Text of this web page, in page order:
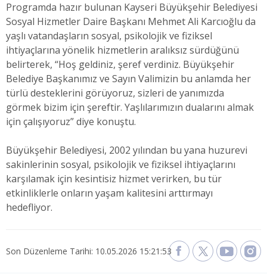
Programda hazır bulunan Kayseri Büyükşehir Belediyesi
Sosyal Hizmetler Daire Başkanı Mehmet Ali Karcıoğlu da
yaşlı vatandaşların sosyal, psikolojik ve fiziksel
ihtiyaçlarına yönelik hizmetlerin aralıksız sürdüğünü
belirterek, “Hoş geldiniz, şeref verdiniz. Büyükşehir
Belediye Başkanımız ve Sayın Valimizin bu anlamda her
türlü desteklerini görüyoruz, sizleri de yanımızda
görmek bizim için şereftir. Yaşlılarımızın dualarını almak
için çalışıyoruz” diye konuştu.
Büyükşehir Belediyesi, 2002 yılından bu yana huzurevi
sakinlerinin sosyal, psikolojik ve fiziksel ihtiyaçlarını
karşılamak için kesintisiz hizmet verirken, bu tür
etkinliklerle onların yaşam kalitesini arttırmayı
hedefliyor.
Son Düzenleme Tarihi: 10.05.2026 15:21:53